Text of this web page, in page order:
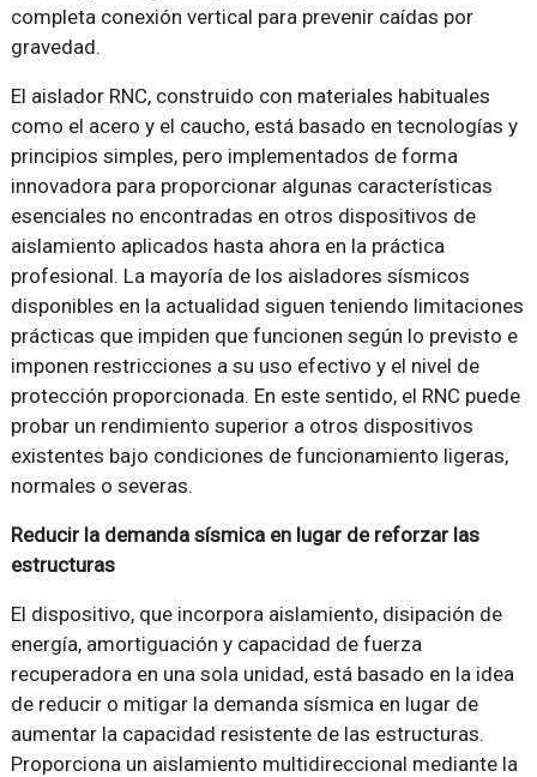
completa conexión vertical para prevenir caídas por
gravedad.
El aislador RNC, construido con materiales habituales
como el acero y el caucho, está basado en tecnologías y
principios simples, pero implementados de forma
innovadora para proporcionar algunas características
esenciales no encontradas en otros dispositivos de
aislamiento aplicados hasta ahora en la práctica
profesional. La mayoría de los aisladores sísmicos
disponibles en la actualidad siguen teniendo limitaciones
prácticas que impiden que funcionen según lo previsto e
imponen restricciones a su uso efectivo y el nivel de
protección proporcionada. En este sentido, el RNC puede
probar un rendimiento superior a otros dispositivos
existentes bajo condiciones de funcionamiento ligeras,
normales o severas.
Reducir la demanda sísmica en lugar de reforzar las
estructuras
El dispositivo, que incorpora aislamiento, disipación de
energía, amortiguación y capacidad de fuerza
recuperadora en una sola unidad, está basado en la idea
de reducir o mitigar la demanda sísmica en lugar de
aumentar la capacidad resistente de las estructuras.
Proporciona un aislamiento multidireccional mediante la